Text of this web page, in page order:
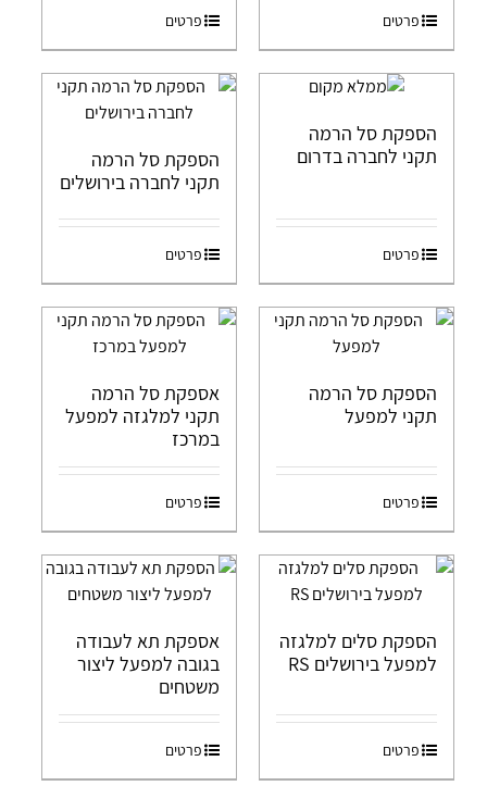
פרטים פרטים
הספקת סל הרמה
תקני לחברה בדרום
פרטים
הספקת סל הרמה
תקני לחברה בירושלים
פרטים
הספקת סל הרמה
תקני למפעל
פרטים
אספקת סל הרמה
תקני למלגזה למפעל
במרכז
פרטים
הספקת סלים למלגזה
למפעל בירושלים RS
פרטים
אספקת תא לעבודה
בגובה למפעל ליצור
משטחים
פרטים